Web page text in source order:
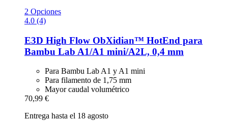
2 Opciones
4.0 (4)
E3D High Flow ObXidian™ HotEnd para
Bambu Lab A1/A1 mini/A2L, 0,4 mm
Para Bambu Lab A1 y A1 mini
Para filamento de 1,75 mm
Mayor caudal volumétrico
70,99 €
Entrega hasta el 18 agosto